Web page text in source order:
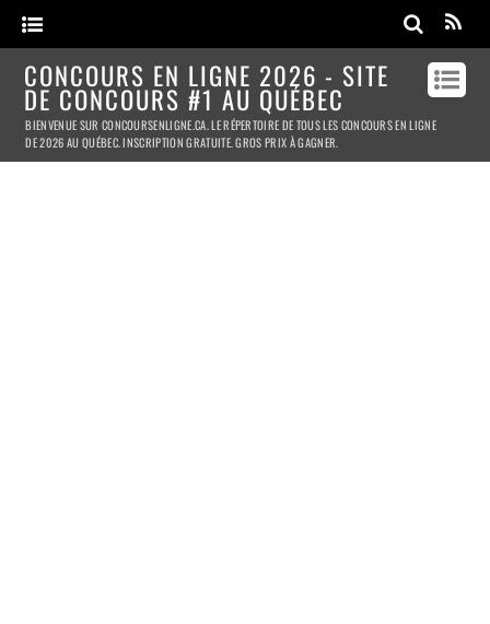
CONCOURS EN LIGNE 2026 - SITE
DE CONCOURS #1 AU QUÉBEC
BIENVENUE SUR CONCOURSENLIGNE.CA. LE RÉPERTOIRE DE TOUS LES CONCOURS EN LIGNE
DE 2026 AU QUÉBEC. INSCRIPTION GRATUITE. GROS PRIX À GAGNER.